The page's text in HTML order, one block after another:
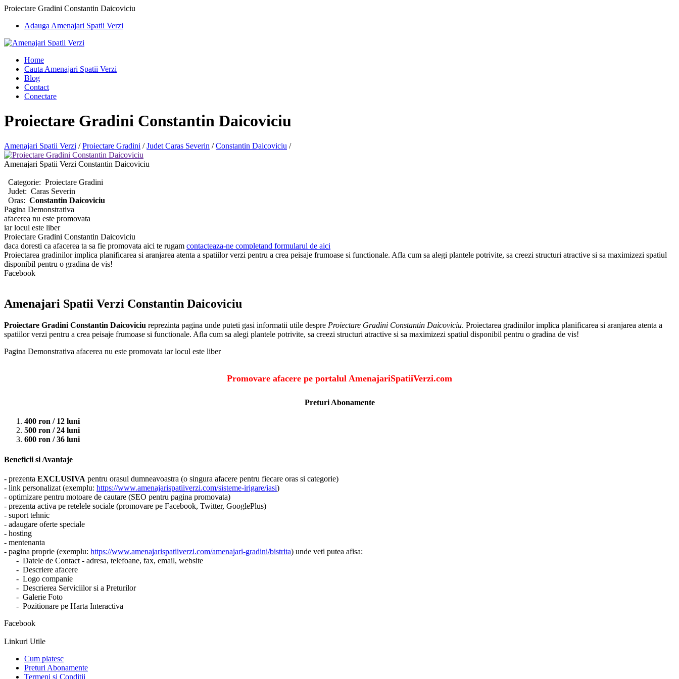
Proiectare Gradini Constantin Daicoviciu
Adauga Amenajari Spatii Verzi
Home
Cauta Amenajari Spatii Verzi
Blog
Contact
Conectare
Proiectare Gradini Constantin Daicoviciu
Amenajari Spatii Verzi /Proiectare Gradini /Judet Caras Severin /Constantin Daicoviciu /
Amenajari Spatii Verzi Constantin Daicoviciu
Categorie: Proiectare Gradini
Judet: Caras Severin
Oras: Constantin Daicoviciu
Pagina Demonstrativa
afacerea nu este promovata
iar locul este liber
Proiectare Gradini Constantin Daicoviciu
daca doresti ca afacerea ta sa fie promovata aici te rugam contacteaza-ne completand formularul de aici
Proiectarea gradinilor implica planificarea si aranjarea atenta a spatiilor verzi pentru a crea peisaje frumoase si functionale. Afla cum sa alegi plantele potrivite, sa creezi structuri atractive si sa maximizezi spatiul
disponibil pentru o gradina de vis!
Facebook
Amenajari Spatii Verzi Constantin Daicoviciu
Proiectare Gradini Constantin Daicoviciu reprezinta pagina unde puteti gasi informatii utile despre Proiectare Gradini Constantin Daicoviciu. Proiectarea gradinilor implica planificarea si aranjarea atenta a
spatiilor verzi pentru a crea peisaje frumoase si functionale. Afla cum sa alegi plantele potrivite, sa creezi structuri atractive si sa maximizezi spatiul disponibil pentru o gradina de vis!
Pagina Demonstrativa afacerea nu este promovata iar locul este liber
Promovare afacere pe portalul AmenajariSpatiiVerzi.com
Preturi Abonamente
400 ron / 12 luni
500 ron / 24 luni
600 ron / 36 luni
Beneficii si Avantaje
- prezenta EXCLUSIVA pentru orasul dumneavoastra (o singura afacere pentru fiecare oras si categorie)
- link personalizat (exemplu: https://www.amenajarispatiiverzi.com/sisteme-irigare/iasi)
- optimizare pentru motoare de cautare (SEO pentru pagina promovata)
- prezenta activa pe retelele sociale (promovare pe Facebook, Twitter, GooglePlus)
- suport tehnic
- adaugare oferte speciale
- hosting
- mentenanta
- pagina proprie (exemplu: https://www.amenajarispatiiverzi.com/amenajari-gradini/bistrita) unde veti putea afisa:
- Datele de Contact - adresa, telefoane, fax, email, website
- Descriere afacere
- Logo companie
- Descrierea Serviciilor si a Preturilor
- Galerie Foto
- Pozitionare pe Harta Interactiva
Facebook
Linkuri Utile
Cum platesc
Preturi Abonamente
Termeni si Conditii